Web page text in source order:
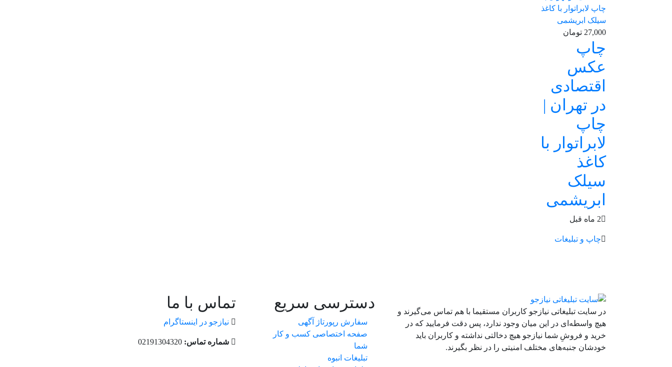
27,000 تومان
چاپ
عکس
اقتصادی
در تهران |
چاپ
لابراتوار با
کاغذ
سیلک
ابریشمی
2 ماه قبل
چاپ و تبلیغات
در سایت تبلیغاتی نیازجو کاربران مستقیما با هم تماس می‌گیرند و
هیچ واسطه‌ای در این میان وجود ندارد، پس دقت فرمایید که در
خرید و فروشِ شما نیازجو هیچ دخالتی نداشته و کاربران باید
خودشان جنبه‌های مختلف امنیتی را در نظر بگیرند.
دسترسی سریع
سفارش رپورتاژ آگهی
صفحه اختصاصی کسب و کار
شما
تبلیغات انبوه
تماس با ما
نیازجو در اینستاگرام
شماره تماس: 02191304320